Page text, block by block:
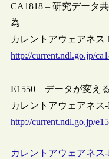
CA1818 – 研究データ
為
カレントアウェアネス
http://current.ndl.go.jp/
E1550 – データが変え
カレントアウェアネス-
http://current.ndl.go.jp/
カレントアウェアネス-